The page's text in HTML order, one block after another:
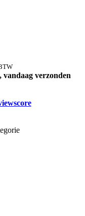
vandaag verzonden